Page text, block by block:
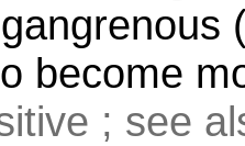
become
; see